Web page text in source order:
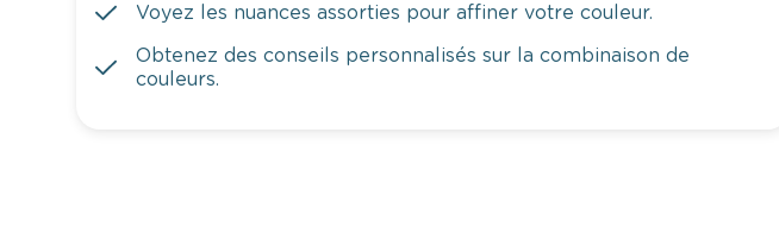
Voyez les nuances assorties pour affiner votre couleur.
Obtenez des conseils personnalisés sur la combinaison de
couleurs.